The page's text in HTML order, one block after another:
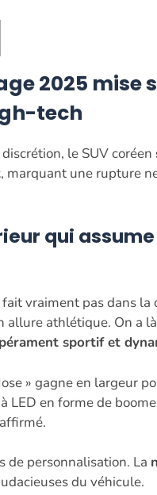
2025
tech
le SUV coréen
, marquant une rupture
qui
vraiment pas dans
allure athlétique. On a
sportif et
» gagne en largeur
LED en forme de
de personnalisation. La
du véhicule.